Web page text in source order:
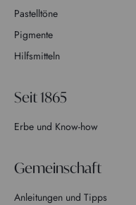
Pastelltöne
Pigmente
Hilfsmitteln
Seit 1865
Erbe und Know-how
Gemeinschaft
Anleitungen und Tipps